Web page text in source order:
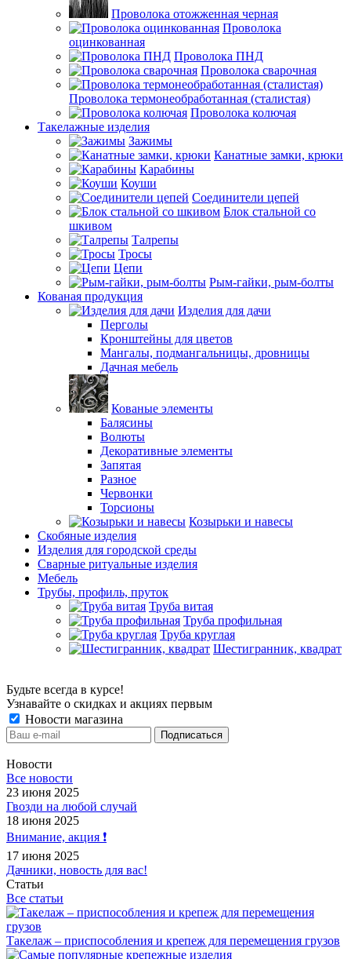
Проволока отожженная черная
Проволока
оцинкованная
Проволока ПНД
Проволока сварочная
Проволока термонеобработанная (сталистая)
Проволока колючая
Такелажные изделия
Зажимы
Канатные замки, крюки
Карабины
Коуши
Соединители цепей
Блок стальной со
шкивом
Талрепы
Тросы
Цепи
Рым-гайки, рым-болты
Кованая продукция
Изделия для дачи
Перголы
Кронштейны для цветов
Мангалы, подмангальницы, дровницы
Дачная мебель
Кованые элементы
Балясины
Волюты
Декоративные элементы
Запятая
Разное
Червонки
Торсионы
Козырьки и навесы
Скобяные изделия
Изделия для городской среды
Сварные ритуальные изделия
Мебель
Трубы, профиль, пруток
Труба витая
Труба профильная
Труба круглая
Шестигранник, квадрат
Будьте всегда в курсе!
Узнавайте о скидках и акциях первым
Новости магазина
Новости
Все новости
23 июня 2025
Гвозди на любой случай
18 июня 2025
Внимание, акция ❗️
17 июня 2025
Дачники, новость для вас!
Статьи
Все статьи
Такелаж – приспособления и крепеж для перемещения грузов